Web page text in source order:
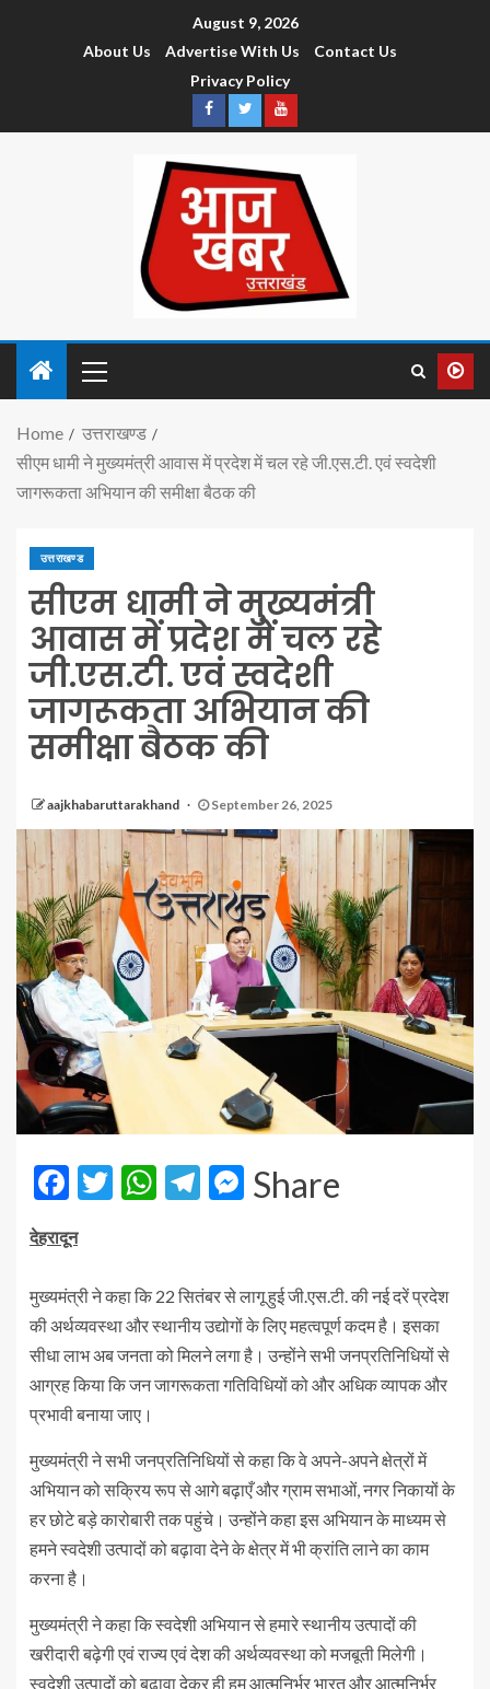
August 9, 2026
About Us
Advertise With Us
Contact Us
Privacy Policy
Home
उत्तराखण्ड
सीएम धामी ने मुख्यमंत्री आवास में प्रदेश में चल रहे जी.एस.टी. एवं स्वदेशी
जागरूकता अभियान की समीक्षा बैठक की
उत्तराखण्ड
सीएम धामी ने मुख्यमंत्री
आवास में प्रदेश में चल रहे
जी.एस.टी. एवं स्वदेशी
जागरूकता अभियान की
समीक्षा बैठक की
aajkhabaruttarakhand September 26, 2025
Facebook
Twitter
WhatsApp
Telegram
Messenger
Share
देहरादून
मुख्यमंत्री ने कहा कि 22 सितंबर से लागू हुई जी.एस.टी. की नई दरें प्रदेश
की अर्थव्यवस्था और स्थानीय उद्योगों के लिए महत्वपूर्ण कदम है। इसका
सीधा लाभ अब जनता को मिलने लगा है। उन्होंने सभी जनप्रतिनिधियों से
आग्रह किया कि जन जागरूकता गतिविधियों को और अधिक व्यापक और
प्रभावी बनाया जाए।
मुख्यमंत्री ने सभी जनप्रतिनिधियों से कहा कि वे अपने-अपने क्षेत्रों में
अभियान को सक्रिय रूप से आगे बढ़ाएँ और ग्राम सभाओं, नगर निकायों के
हर छोटे बड़े कारोबारी तक पहुंचे। उन्होंने कहा इस अभियान के माध्यम से
हमने स्वदेशी उत्पादों को बढ़ावा देने के क्षेत्र में भी क्रांति लाने का काम
करना है।
मुख्यमंत्री ने कहा कि स्वदेशी अभियान से हमारे स्थानीय उत्पादों की
खरीदारी बढ़ेगी एवं राज्य एवं देश की अर्थव्यवस्था को मजबूती मिलेगी।
स्वदेशी उत्पादों को बढ़ावा देकर ही हम आत्मनिर्भर भारत और आत्मनिर्भर